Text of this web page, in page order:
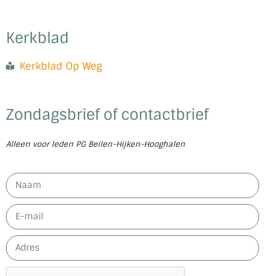
Kerkblad
Kerkblad Op Weg
Zondagsbrief of contactbrief
Alleen voor leden PG Beilen-Hijken-Hooghalen